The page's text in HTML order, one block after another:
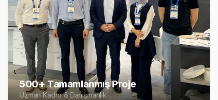
500+ Tamamlanmış Proje
Uzman Kadro & Danışmanlık